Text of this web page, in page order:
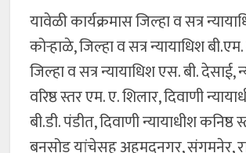
यावेळी कार्यक्रमास जिल्हा व सत्र
कोऱ्हाळे, जिल्हा व सत्र न्यायाधिश
जिल्हा व सत्र न्यायाधिश एस. बी. देसाई,
वरिष्ठ स्तर एम. ए. शिलार, दिवाणी
बी.डी. पंडीत, दिवाणी न्यायाधीश
बनसोड यांचेसह अहमदनगर, संगमनेर,